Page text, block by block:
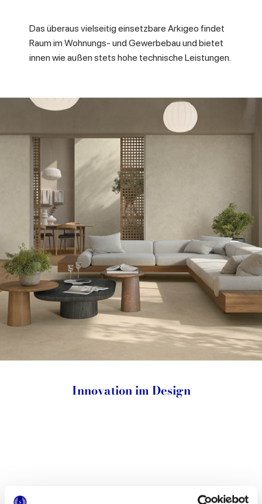
Das überaus vielseitig einsetzbare Arkigeo findet
Raum im Wohnungs- und Gewerbebau und bietet
innen wie außen stets hohe technische Leistungen.
Innovation im Design